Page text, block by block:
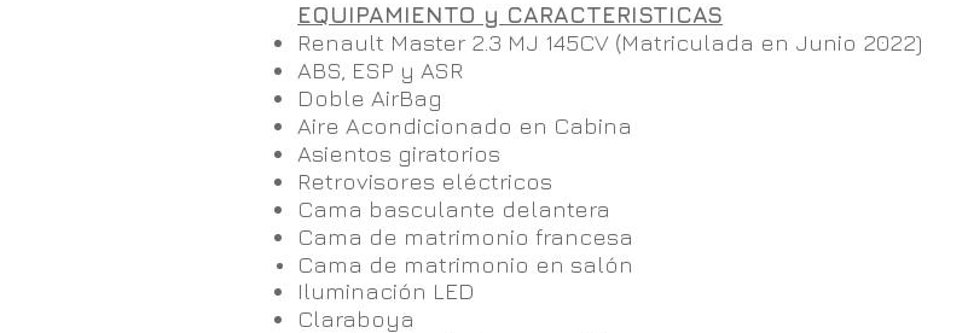
EQUIPAMIENTO y CARACTERISTICAS
Renault Master 2.3 MJ 145CV (Matriculada en Junio 2022)
ABS, ESP y ASR
Doble AirBag
Aire Acondicionado en Cabina
Asientos giratorios
Retrovisores eléctricos
Cama basculante delantera
Cama de matrimonio francesa
Cama de matrimonio en salón
Iluminación LED
Claraboya